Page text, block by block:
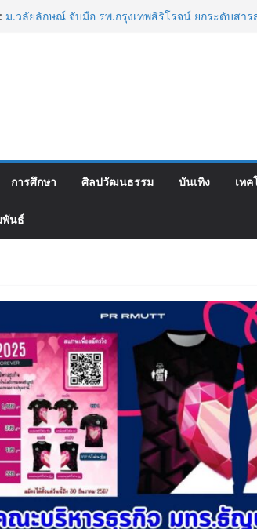
เส้นทางจาการ์ตา-กรุงเทพฯ เสริม Air Connectivity ดึ
พลาด
ททท. เดินหน้ารุกตลาด Corporate Travel ดึงเอเย่น
การศึกษา ศิลปวัฒนธรรม บันเทิง เท
พันธ์